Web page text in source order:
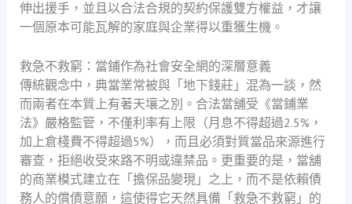
伸出援手，並且以合法合規的契約保護雙方權益，才讓
一個原本可能瓦解的家庭與企業得以重獲生機。
救急不救窮：當鋪作為社會安全網的深層意義
傳統觀念中，典當業常被與「地下錢莊」混為一談，然
而兩者在本質上有著天壤之別。合法當舖受《當鋪業
法》嚴格監管，不僅利率有上限（月息不得超過2.5%，
加上倉棧費不得超過5%），而且必須對質當品來源進行
審查，拒絕收受來路不明或違禁品。更重要的是，當舖
的商業模式建立在「擔保品變現」之上，而不是依賴債
務人的償債意願，這使得它天然具備「救急不救窮」的